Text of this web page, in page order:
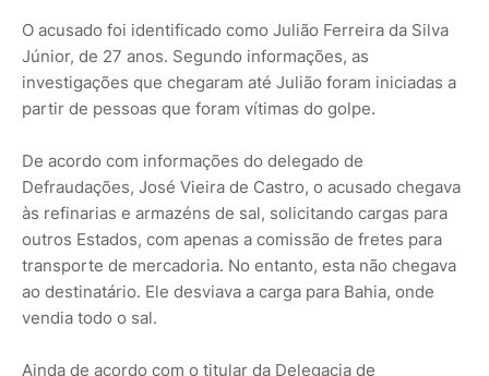
O acusado foi identificado como Julião Ferreira da Silva
Júnior, de 27 anos. Segundo informações, as
investigações que chegaram até Julião foram iniciadas a
partir de pessoas que foram vítimas do golpe.
De acordo com informações do delegado de
Defraudações, José Vieira de Castro, o acusado chegava
às refinarias e armazéns de sal, solicitando cargas para
outros Estados, com apenas a comissão de fretes para
transporte de mercadoria. No entanto, esta não chegava
ao destinatário. Ele desviava a carga para Bahia, onde
vendia todo o sal.
Ainda de acordo com o titular da Delegacia de